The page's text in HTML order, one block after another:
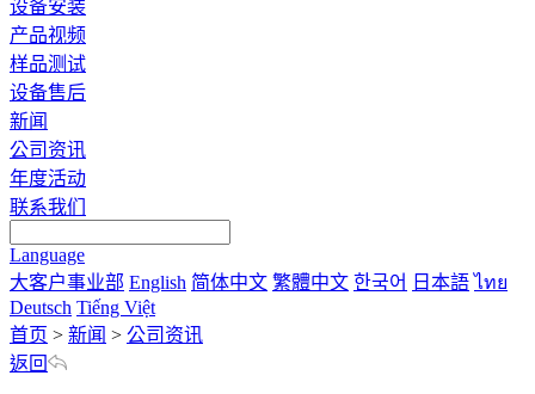
设备安装
产品视频
样品测试
设备售后
新闻
公司资讯
年度活动
联系我们
Language
大客户事业部 English 简体中文 繁體中文 한국어 日本語 ไทย
Deutsch Tiếng Việt
首页 > 新闻 > 公司资讯
返回